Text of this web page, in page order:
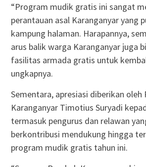
“Program mudik gratis ini sangat
perantauan asal Karanganyar yang
kampung halaman. Harapannya,
arus balik warga Karanganyar juga
fasilitas armada gratis untuk
ungkapnya.
Sementara, apresiasi diberikan oleh
Karanganyar Timotius Suryadi
termasuk pengurus dan relawan
berkontribusi mendukung hingga
program mudik gratis tahun ini.